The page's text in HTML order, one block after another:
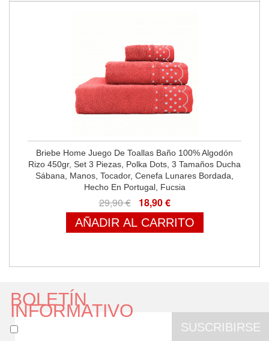
Briebe Home Juego De Toallas Baño 100% Algodón
Rizo 450gr, Set 3 Piezas, Polka Dots, 3 Tamaños Ducha
Sábana, Manos, Tocador, Cenefa Lunares Bordada,
Hecho En Portugal, Fucsia
29,90 € 18,90 €
AÑADIR AL CARRITO
BOLETÍN
INFORMATIVO
SUSCRIBIRSE